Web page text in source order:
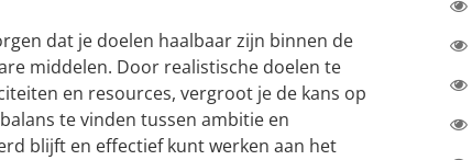
dat je doelen haalbaar zijn binnen de
middelen. Door realistische doelen te
en resources, vergroot je de kans op
te vinden tussen ambitie en
blijft en effectief kunt werken aan het